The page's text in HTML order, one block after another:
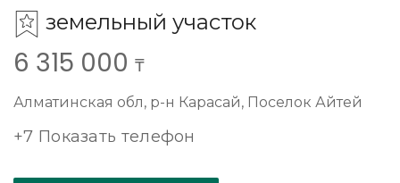
земельный участок
6 315 000 ₸
Алматинская обл, р-н Карасай, Поселок Айтей
+7 Показать телефон